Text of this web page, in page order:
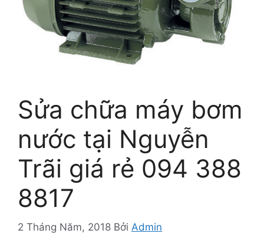
Sửa chữa máy bơm
nước tại Nguyễn
Trãi giá rẻ 094 388
8817
2 Tháng Năm, 2018 Bởi Admin